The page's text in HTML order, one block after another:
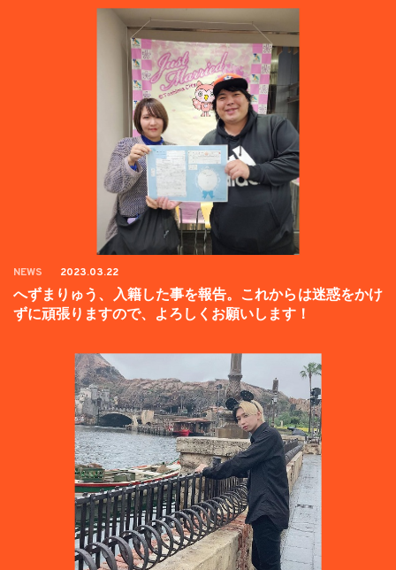
NEWS 2023.03.22
へずまりゅう、入籍した事を報告。これからは迷惑をかけ
ずに頑張りますので、よろしくお願いします！